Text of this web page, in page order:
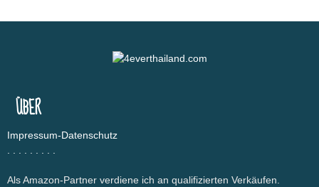
ÜBER
Impressum-Datenschutz
Als Amazon-Partner verdiene ich an qualifizierten Verkäufen.